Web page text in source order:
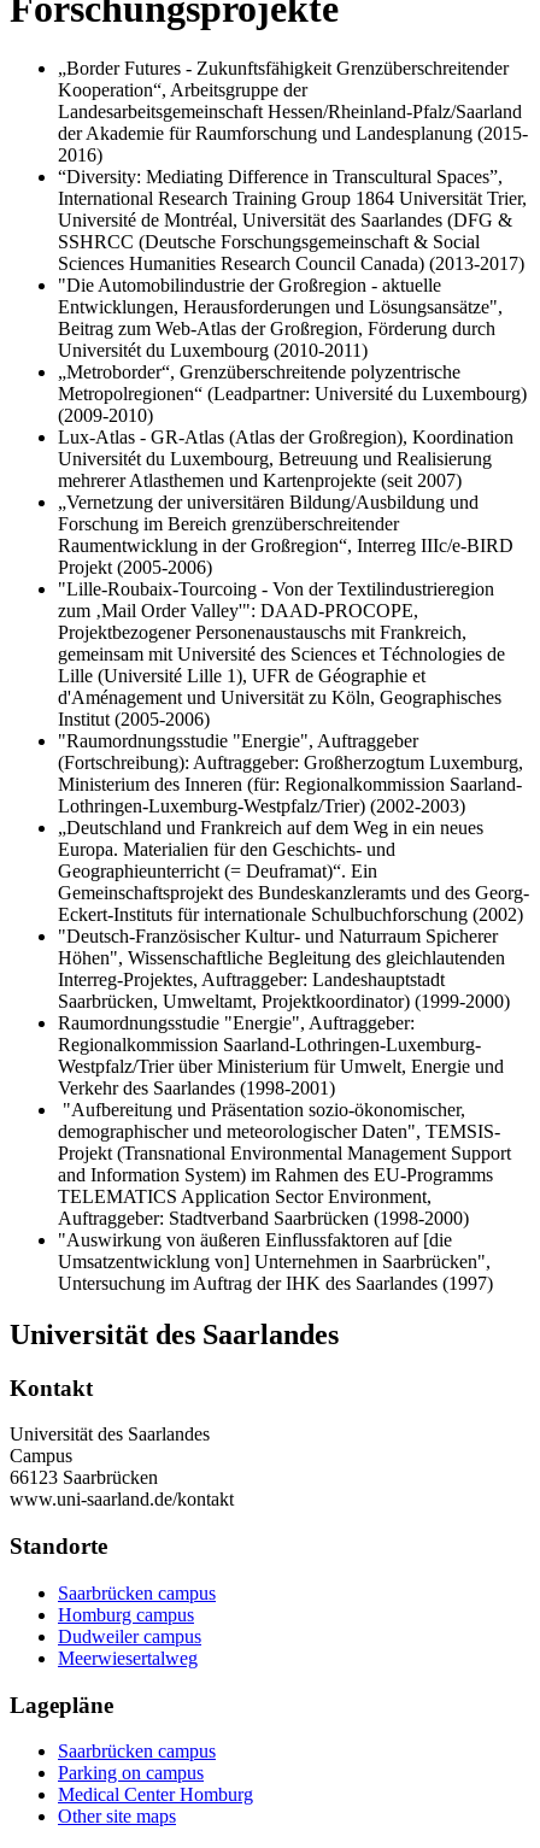
Forschungsprojekte
„Border Futures - Zukunftsfähigkeit Grenzüberschreitender
Kooperation“, Arbeitsgruppe der
Landesarbeitsgemeinschaft Hessen/Rheinland-Pfalz/Saarland
der Akademie für Raumforschung und Landesplanung (2015-
2016)
“Diversity: Mediating Difference in Transcultural Spaces”,
International Research Training Group 1864 Universität Trier,
Université de Montréal, Universität des Saarlandes (DFG &
SSHRCC (Deutsche Forschungsgemeinschaft & Social
Sciences Humanities Research Council Canada) (2013-2017)
"Die Automobilindustrie der Großregion - aktuelle
Entwicklungen, Herausforderungen und Lösungsansätze",
Beitrag zum Web-Atlas der Großregion, Förderung durch
Universitét du Luxembourg (2010-2011)
„Metroborder“, Grenzüberschreitende polyzentrische
Metropolregionen“ (Leadpartner: Université du Luxembourg)
(2009-2010)
Lux-Atlas - GR-Atlas (Atlas der Großregion), Koordination
Universitét du Luxembourg, Betreuung und Realisierung
mehrerer Atlasthemen und Kartenprojekte (seit 2007)
„Vernetzung der universitären Bildung/Ausbildung und
Forschung im Bereich grenzüberschreitender
Raumentwicklung in der Großregion“, Interreg IIIc/e-BIRD
Projekt (2005-2006)
"Lille-Roubaix-Tourcoing - Von der Textilindustrieregion
zum ‚Mail Order Valley'": DAAD-PROCOPE,
Projektbezogener Personenaustauschs mit Frankreich,
gemeinsam mit Université des Sciences et Téchnologies de
Lille (Université Lille 1), UFR de Géographie et
d'Aménagement und Universität zu Köln, Geographisches
Institut (2005-2006)
"Raumordnungsstudie "Energie", Auftraggeber
(Fortschreibung): Auftraggeber: Großherzogtum Luxemburg,
Ministerium des Inneren (für: Regionalkommission Saarland-
Lothringen-Luxemburg-Westpfalz/Trier) (2002-2003)
„Deutschland und Frankreich auf dem Weg in ein neues
Europa. Materialien für den Geschichts- und
Geographieunterricht (= Deuframat)“. Ein
Gemeinschaftsprojekt des Bundeskanzleramts und des Georg-
Eckert-Instituts für internationale Schulbuchforschung (2002)
"Deutsch-Französischer Kultur- und Naturraum Spicherer
Höhen", Wissenschaftliche Begleitung des gleichlautenden
Interreg-Projektes, Auftraggeber: Landeshauptstadt
Saarbrücken, Umweltamt, Projektkoordinator) (1999-2000)
Raumordnungsstudie "Energie", Auftraggeber:
Regionalkommission Saarland-Lothringen-Luxemburg-
Westpfalz/Trier über Ministerium für Umwelt, Energie und
Verkehr des Saarlandes (1998-2001)
"Aufbereitung und Präsentation sozio-ökonomischer,
demographischer und meteorologischer Daten", TEMSIS-
Projekt (Transnational Environmental Management Support
and Information System) im Rahmen des EU-Programms
TELEMATICS Application Sector Environment,
Auftraggeber: Stadtverband Saarbrücken (1998-2000)
"Auswirkung von äußeren Einflussfaktoren auf [die
Umsatzentwicklung von] Unternehmen in Saarbrücken",
Untersuchung im Auftrag der IHK des Saarlandes (1997)
Universität des Saarlandes
Kontakt
Universität des Saarlandes
Campus
66123 Saarbrücken
www.uni-saarland.de/kontakt
Standorte
Saarbrücken campus
Homburg campus
Dudweiler campus
Meerwiesertalweg
Lagepläne
Saarbrücken campus
Parking on campus
Medical Center Homburg
Other site maps